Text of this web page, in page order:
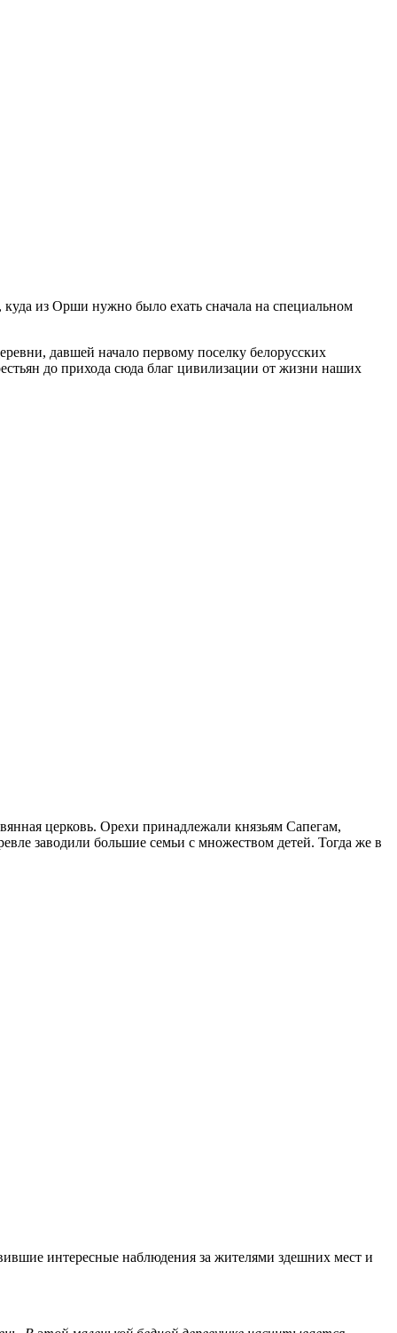
из Орши нужно было ехать сначала на специальном
давшей начало первому поселку белорусских
до прихода сюда благ цивилизации от жизни наших
церковь. Орехи принадлежали князьям Сапегам,
заводили большие семьи с множеством детей. Тогда же в
интересные наблюдения за жителями здешних мест и